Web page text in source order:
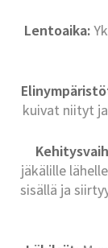
Lentoaika:
kuivat niityt
jäkälille
sisällä ja